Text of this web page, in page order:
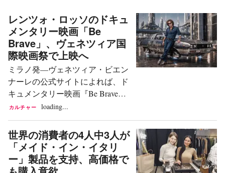
レンツォ・ロッソのドキュ
メンタリー映画「Be
Brave」、ヴェネツィア国
際映画祭で上映へ
ミラノ発—ヴェネツィア・ビエン
ナーレの公式サイトによれば、ド
キュメンタリー映画『Be Brave』
が公開される。本作は、OTBグル
的なファッションとコミュニケー
ションの世界で最も先見の明のあ
る人物の一人であるレンツォ・ロ
ッソの、並外れた個人的かつ起業
カルチャー loading...
世界の消費者の4人中3人が
「メイド・イン・イタリ
ー」製品を支持、高価格で